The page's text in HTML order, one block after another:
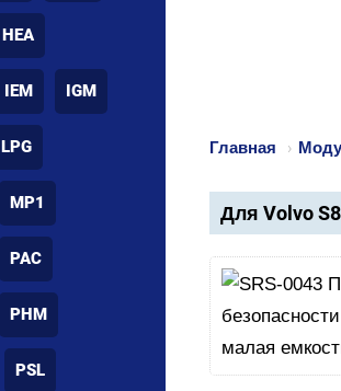
HEA
IEM IGM
LPG
MP1
PAC
PHM
PSL
Главная ›
Для Volvo